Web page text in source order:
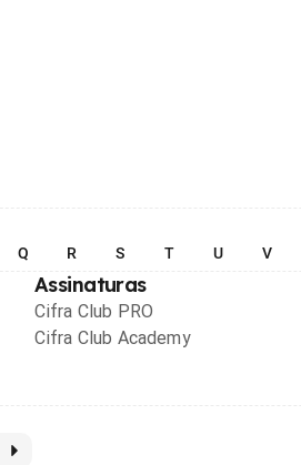
Q R S T U V
Assinaturas
Cifra Club PRO
Cifra Club Academy